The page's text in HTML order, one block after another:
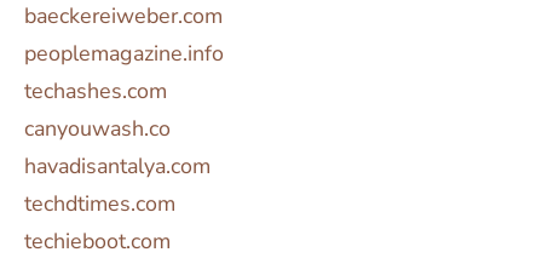
baeckereiweber.com
peoplemagazine.info
techashes.com
canyouwash.co
havadisantalya.com
techdtimes.com
techieboot.com